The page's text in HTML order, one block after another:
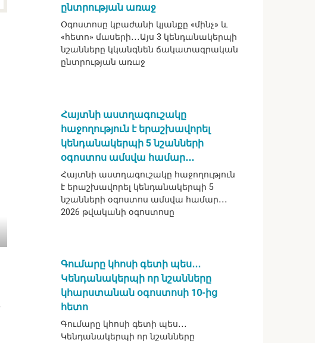
ընտրության առաջ
Օգոստոսը կբաժանի կյանքը «մինչ» և
«հետո» մասերի․․․Այս 3 կենդանակերպի
նշանները կկանգնեն ճակատագրական
ընտրության առաջ
Հայտնի աստղագուշակը
հաջողություն է երաշխավորել
կենդանակերպի 5 նշանների
օգոստոս ամսվա համար․․․
Հայտնի աստղագուշակը հաջողություն
է երաշխավորել կենդանակերպի 5
նշանների օգոստոս ամսվա համար․․․
2026 թվականի օգոստոսը
Գումարը կհոսի գետի պես․․․
Կենդանակերպի որ նշանները
կհարստանան օգոստոսի 10-ից
հետո
Գումարը կհոսի գետի պես․․․
Կենդանակերպի որ նշանները